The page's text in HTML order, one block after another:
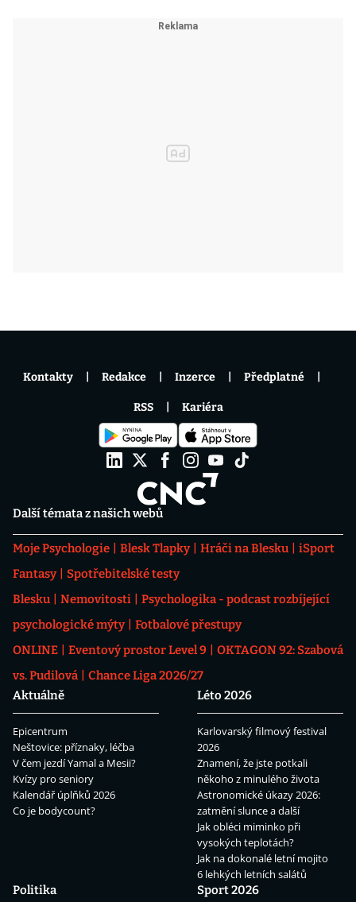
Další témata z našich webů
Moje Psychologie Blesk Tlapky Hráči na Blesku
iSport
Fantasy
Spotřebitelské testy
Blesku
Nemovitosti
Psychologika - podcast rozbíjející
psychologické mýty
Fotbalové přestupy
ONLINE
Eventový prostor Level 9
OKTAGON 92: Szabová
vs. Pudilová
Chance Liga 2026/27
Aktuálně
Epicentrum
Neštovice: příznaky, léčba
V čem jezdí Yamal a Mesii?
Kvízy pro seniory
Kalendář úplňků 2026
Co je bodycount?
Léto 2026
Karlovarský filmový festival
2026
Znamení, že jste potkali
někoho z minulého života
Astronomické úkazy 2026:
zatmění slunce a další
Jak obléci miminko při
vysokých teplotách?
Jak na dokonalé letní mojito
6 lehkých letních salátů
Politika
Sport 2026
Kontakty Redakce Inzerce Předplatné
RSS Kariéra